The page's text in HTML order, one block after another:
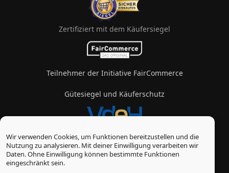
Wir verwenden Cookies, um Funktionen bereitzustellen und die
Nutzung zu analysieren. Mit deiner Einwilligung verarbeiten wir
Daten. Ohne Einwilligung können bestimmte Funktionen
eingeschränkt sein.
Zertifiziert mit dem Käufersiegel
Teilnehmer der Initiative FairCommerce
Gütesiegel und Käuferschutz
Mitglied im Verband des eZigarettenhandels
© Vape-Laden 2026